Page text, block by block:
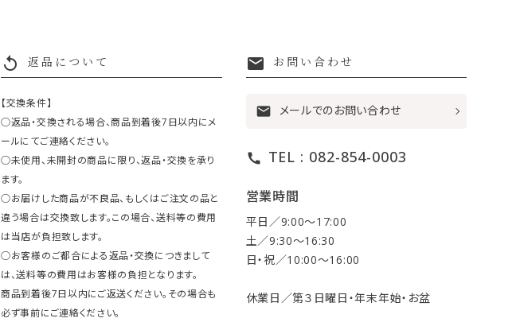
replay 返品について
【交換条件】
○返品・交換される場合、商品到着後7日以内にメ
ールにてご連絡ください。
○未使用、未開封の商品に限り、返品・交換を承り
ます。
○お届けした商品が不良品、もしくはご注文の品と
違う場合は交換致します。この場合、送料等の費用
は当店が負担致します。
○お客様のご都合による返品・交換につきまして
は、送料等の費用はお客様の負担となります。
商品到着後7日以内にご返送ください。その場合も
必ず事前にご連絡ください。
mail お問い合わせ
mail メールでのお問い合わせ
call TEL : 082-854-0003
営業時間
平日／9:00〜17:00
土／9:30〜16:30
日・祝／10:00〜16:00
休業日／第３日曜日・年末年始・お盆